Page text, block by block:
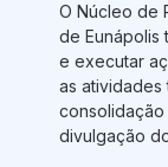
O Núcleo de
de Eunápolis
e executar
as
divulgação